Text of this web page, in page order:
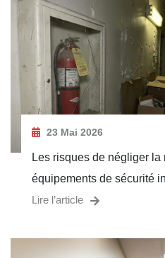
23 Mai 2026
Les risques de négliger
équipements de sécurité
Lire l’article